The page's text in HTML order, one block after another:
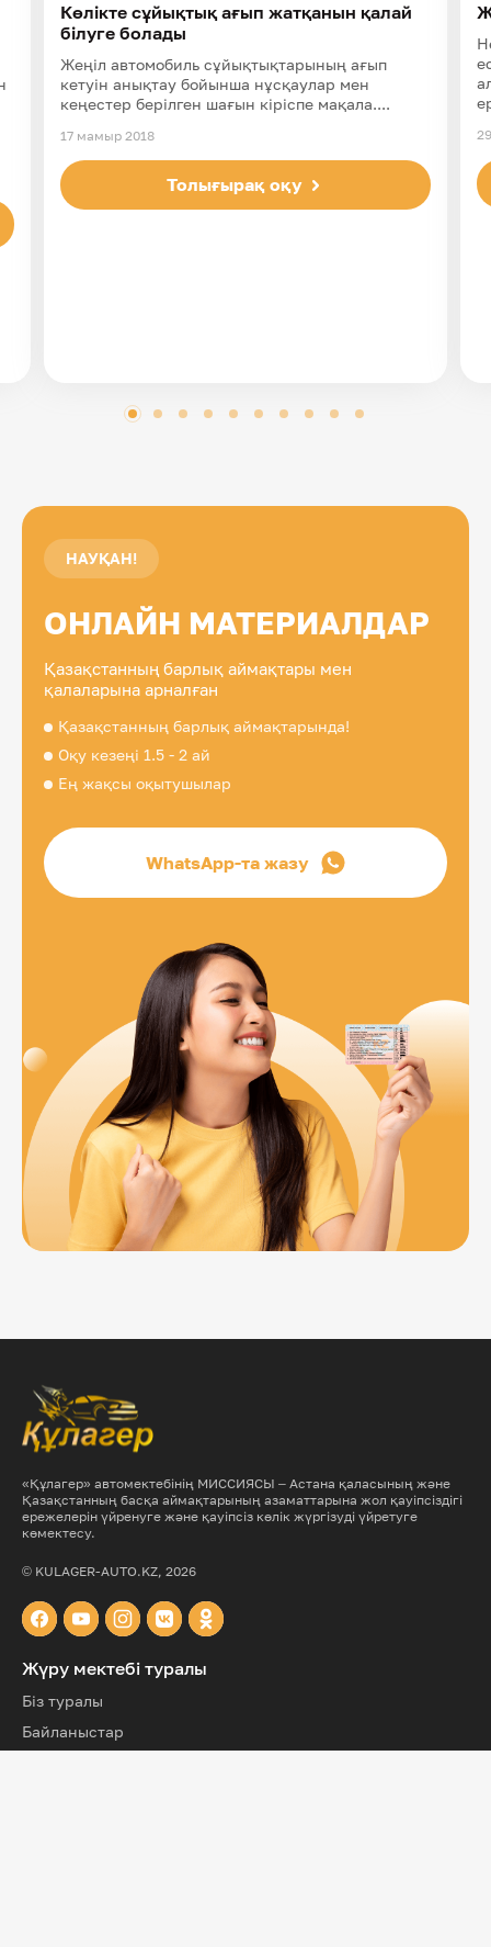
Көлікте сұйықтық ағып жатқанын қалай
білуге болады
Жеңіл автомобиль сұйықтықтарының ағып
кетуін анықтау бойынша нұсқаулар мен
кеңестер берілген шағын кіріспе мақала....
17 мамыр 2018
Толығырақ оқу
НАУҚАН!
ОНЛАЙН МАТЕРИАЛДАР
Қазақстанның барлық аймақтары мен
қалаларына арналған
Қазақстанның барлық аймақтарында!
Оқу кезеңі 1.5 - 2 ай
Ең жақсы оқытушылар
WhatsApp-та жазу
«Құлагер» автомектебінің МИССИЯСЫ – Астана қаласының және
Қазақстанның басқа аймақтарының азаматтарына жол қауіпсіздігі
ережелерін үйренуге және қауіпсіз көлік жүргізуді үйретуге
көмектесу.
© KULAGER-AUTO.KZ, 2026
Жүру мектебі туралы
Біз туралы
Байланыстар